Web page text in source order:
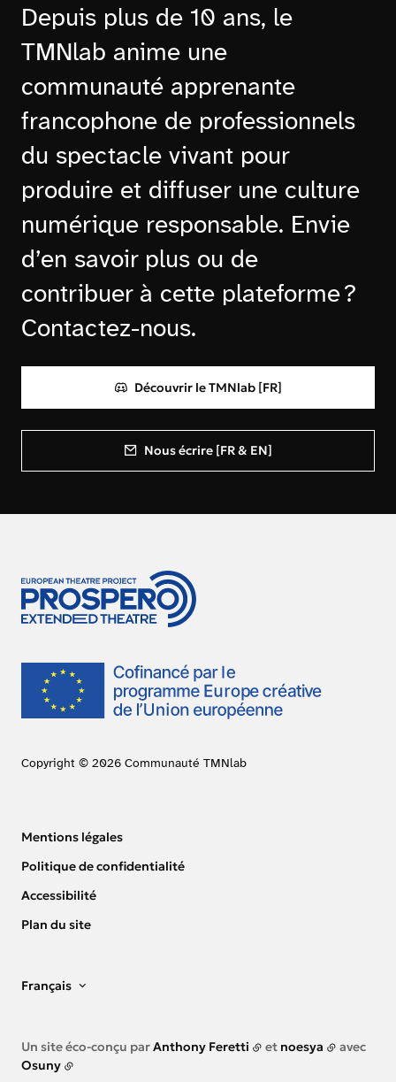
Depuis plus de 10 ans, le
TMNlab anime une
communauté apprenante
francophone de professionnels
du spectacle vivant pour
produire et diffuser une culture
numérique responsable. Envie
d’en savoir plus ou de
contribuer à cette plateforme ?
Contactez-nous.
Découvrir le TMNlab [FR]
Nous écrire [FR & EN]
Copyright © 2026 Communauté TMNlab
Mentions légales
Politique de confidentialité
Accessibilité
Plan du site
Français
Un site éco-conçu parAnthony Feretti et noesya
avec
Osuny